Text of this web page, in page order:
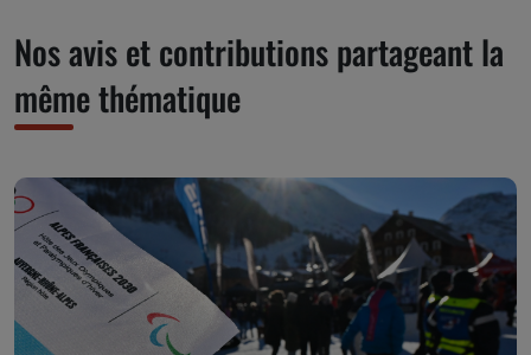
Nos avis et contributions partageant la
même thématique